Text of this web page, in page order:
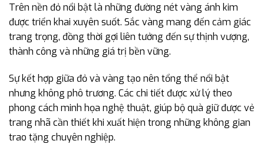
Trên nền đỏ nổi bật là những đường nét vàng ánh kim
được triển khai xuyên suốt. Sắc vàng mang đến cảm giác
trang trọng, đồng thời gợi liên tưởng đến sự thịnh vượng,
thành công và những giá trị bền vững.
Sự kết hợp giữa đỏ và vàng tạo nên tổng thể nổi bật
nhưng không phô trương. Các chi tiết được xử lý theo
phong cách minh họa nghệ thuật, giúp bộ quà giữ được vẻ
trang nhã cần thiết khi xuất hiện trong những không gian
trao tặng chuyên nghiệp.